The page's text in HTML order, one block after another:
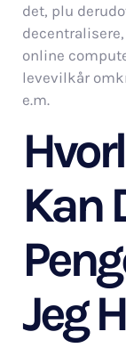
det, plu
online
levevilkår
e.m.
Kan
Jeg